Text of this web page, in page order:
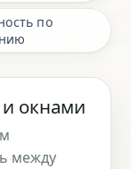
по
окнами
между